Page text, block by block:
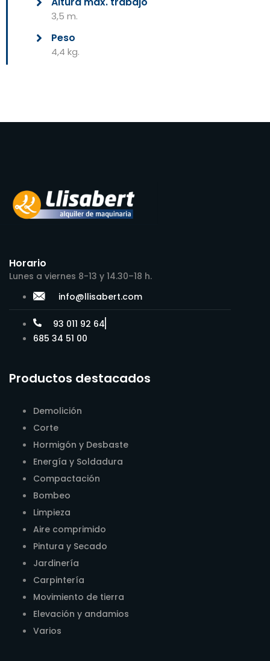
3,5 m.
Peso
4,4 kg.
Horario
Lunes a viernes 8-13 y 14.30–18 h.
info@llisabert.com
93 011 92 64
685 34 51 00
Productos destacados
Demolición
Corte
Hormigón y Desbaste
Energía y Soldadura
Compactación
Bombeo
Limpieza
Aire comprimido
Pintura y Secado
Jardinería
Carpintería
Movimiento de tierra
Elevación y andamios
Varios